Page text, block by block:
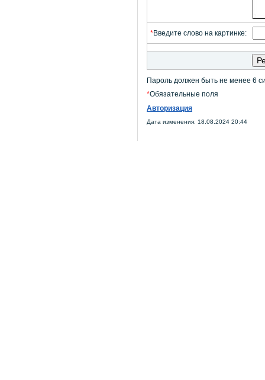
*Введите слово на картинке:
Пароль должен быть не менее 6
*Обязательные поля
Авторизация
Дата изменения: 18.08.2024 20:44